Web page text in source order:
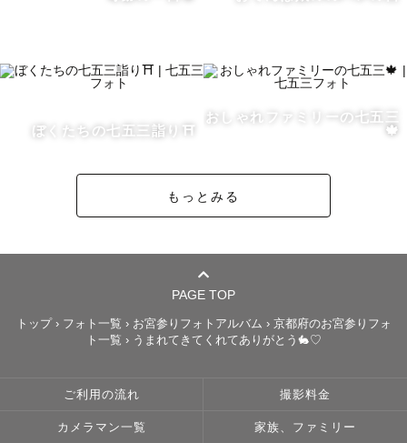
京都出身京都在住のママカメラマンです！7歳と5歳のやん
お子様と遊びながら距離を縮めて撮影するのが得意です🦕
泣いたって、イヤイヤしたって、恥ずかしがっても全然大
どうぞご安心してお任せください。"ありのままのいま” を
三を経験しました。
ぼくたちの七五三詣り⛩️
おしゃれファミリーの七五三
🍁
もっとみる
PAGE TOP
トップ› フォト一覧 › お宮参りフォトアルバム › 京都府のお宮参りフォ
ト一覧 › うまれてきてくれてありがとう🐇♡
ご利用の流れ 撮影料金
カメラマン一覧 家族、ファミリー